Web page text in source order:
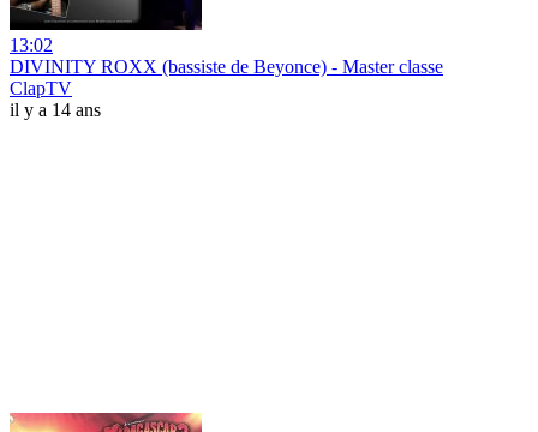
13:02
DIVINITY ROXX (bassiste de Beyonce) - Master classe
ClapTV
il y a 14 ans